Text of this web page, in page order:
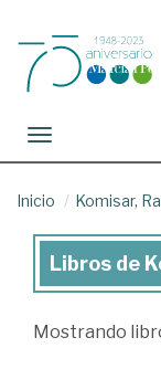
Toggle navigation
Inicio Komisar,
Libros
Komisar,
Libros de
Mostrando